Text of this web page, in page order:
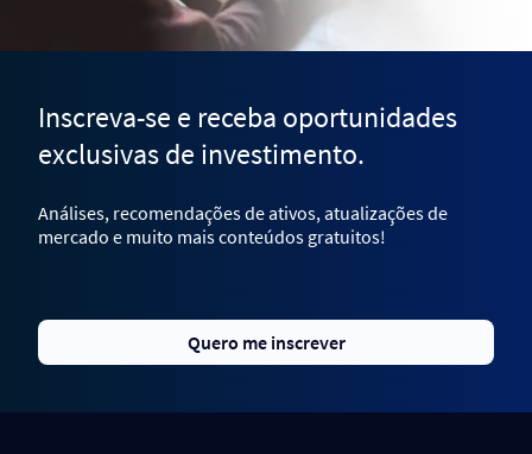
Inscreva-se e receba oportunidades
exclusivas de investimento.
Análises, recomendações de ativos, atualizações de
mercado e muito mais conteúdos gratuitos!
Quero me inscrever